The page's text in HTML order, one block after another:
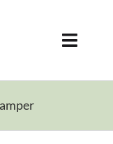
Toggle